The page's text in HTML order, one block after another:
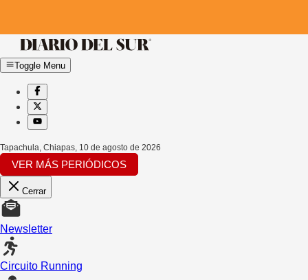
Toggle Menu
Tapachula, Chiapas, 10 de agosto de 2026
VER MÁS PERIÓDICOS
Cerrar
Newsletter
Circuito Running